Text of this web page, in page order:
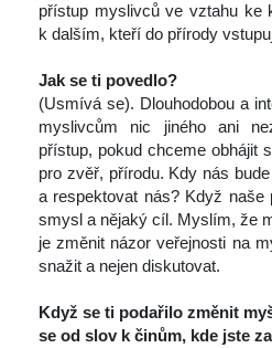
přístup myslivců ve vztahu ke
k dalším, kteří do přírody
Jak se ti povedlo?
(Usmívá se). Dlouhodobou a
myslivcům nic jiného ani
přístup, pokud chceme obhájit
pro zvěř, přírodu. Kdy nás
a respektovat nás? Když
mysl a nějaký cíl. Myslím, že
je změnit názor veřejnosti na
nažit a nejen diskutovat.
Když se ti podařilo změnit
e od slov k činům, kde jste